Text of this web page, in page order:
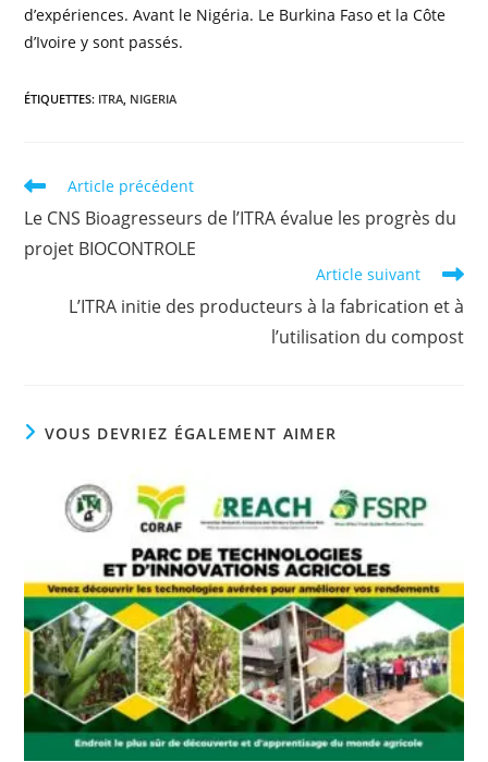
d’expériences. Avant le Nigéria. Le Burkina Faso et la Côte
d’Ivoire y sont passés.
ÉTIQUETTES: ITRA, NIGERIA
Article précédent
Le CNS Bioagresseurs de l’ITRA évalue les progrès du
projet BIOCONTROLE
Article suivant
L’ITRA initie des producteurs à la fabrication et à
l’utilisation du compost
VOUS DEVRIEZ ÉGALEMENT AIMER